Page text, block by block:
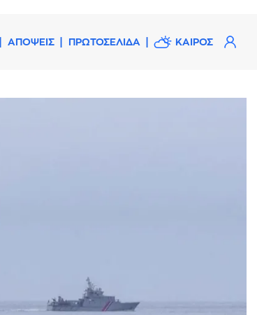
ΑΠΟΨΕΙΣ ΠΡΩΤΟΣΕΛΙΔΑ ΚΑΙΡΟΣ